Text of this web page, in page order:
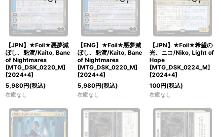
【JPN】★Foil★悪夢滅
ぼし、魁渡/Kaito, Bane
of Nightmares
[MTG_DSK_0220_M]
[2024*4]
5,980円(税込)
在庫なし
【ENG】★Foil★悪夢滅
ぼし、魁渡/Kaito, Bane
of Nightmares
[MTG_DSK_0220_M]
[2024*4]
5,980円(税込)
在庫なし
【JPN】★Foil★希望の
光、ニコ/Niko, Light of
Hope
[MTG_DSK_0224_M]
[2024*4]
100円(税込)
在庫なし